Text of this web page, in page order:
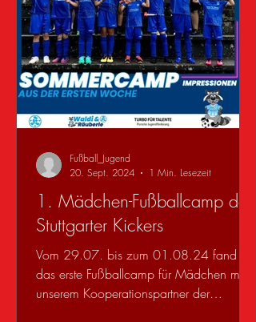
1. Mädchen-Fußballcamp der
Stuttgarter Kickers
Vom 29.07. bis zum 01.08.24 fand
das erste Fußballcamp für Mädchen mit
unserem Kooperationspartner der
Fußball_Jugend
20. Sept. 2024
1 Min. Lesezeit